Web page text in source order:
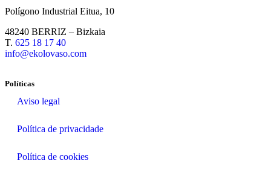
Polígono Industrial Eitua, 10
48240 BERRIZ – Bizkaia
T. 625 18 17 40
info@ekolovaso.com
Políticas
Aviso legal
Política de privacidade
Política de cookies